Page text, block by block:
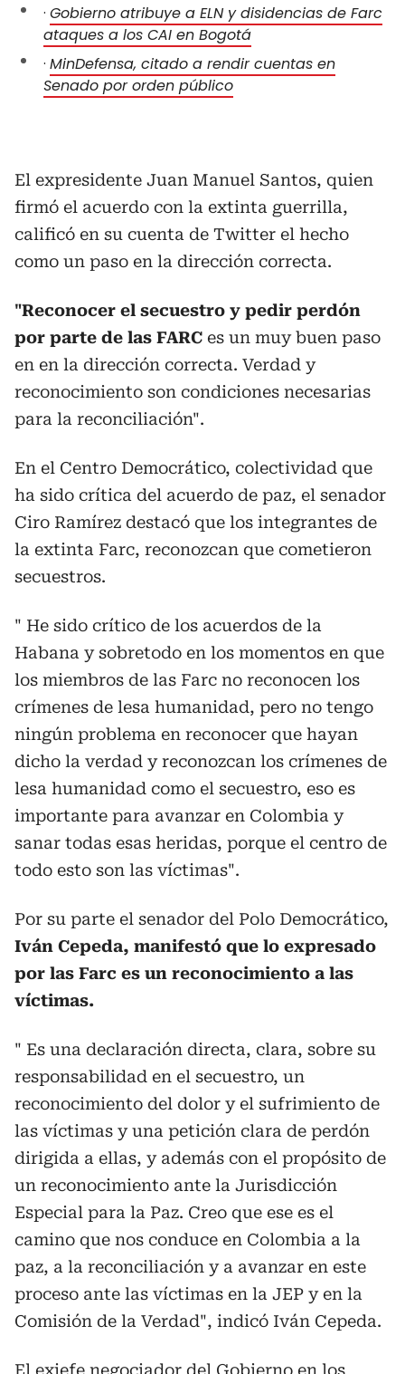
· Gobierno atribuye a ELN y disidencias de Farc
ataques a los CAI en Bogotá
· MinDefensa, citado a rendir cuentas en
Senado por orden público
El expresidente Juan Manuel Santos, quien
firmó el acuerdo con la extinta guerrilla,
calificó en su cuenta de Twitter el hecho
como un paso en la dirección correcta.
"Reconocer el secuestro y pedir perdón
por parte de las FARC es un muy buen paso
en en la dirección correcta. Verdad y
reconocimiento son condiciones necesarias
para la reconciliación".
En el Centro Democrático, colectividad que
ha sido crítica del acuerdo de paz, el senador
Ciro Ramírez destacó que los integrantes de
la extinta Farc, reconozcan que cometieron
secuestros.
" He sido crítico de los acuerdos de la
Habana y sobretodo en los momentos en que
los miembros de las Farc no reconocen los
crímenes de lesa humanidad, pero no tengo
ningún problema en reconocer que hayan
dicho la verdad y reconozcan los crímenes de
lesa humanidad como el secuestro, eso es
importante para avanzar en Colombia y
sanar todas esas heridas, porque el centro de
todo esto son las víctimas".
Por su parte el senador del Polo Democrático,
Iván Cepeda, manifestó que lo expresado
por las Farc es un reconocimiento a las
víctimas.
" Es una declaración directa, clara, sobre su
responsabilidad en el secuestro, un
reconocimiento del dolor y el sufrimiento de
las víctimas y una petición clara de perdón
dirigida a ellas, y además con el propósito de
un reconocimiento ante la Jurisdicción
Especial para la Paz. Creo que ese es el
camino que nos conduce en Colombia a la
paz, a la reconciliación y a avanzar en este
proceso ante las víctimas en la JEP y en la
Comisión de la Verdad", indicó Iván Cepeda.
El exjefe negociador del Gobierno en los